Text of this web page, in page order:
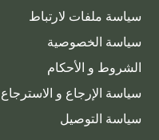
سياسة ملفات لارتباط
سياسة الخصوصية
الشروط و الأحكام
سياسة الإرجاع و الاسترجاع
سياسة التوصيل